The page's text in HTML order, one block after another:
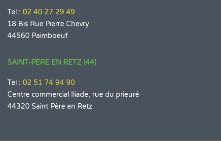
Tel : 02 40 27 29 49
18 Bis Rue Pierre Chevry
44560 Paimboeuf
SAINT-PÈRE EN RETZ (44)
Tel : 02 51 74 94 90
Centre commercial Iliade, rue du prieuré
44320 Saint Père en Retz